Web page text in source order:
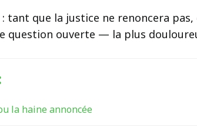
: tant que la justice ne renoncera
question ouverte — la plus
la haine annoncée